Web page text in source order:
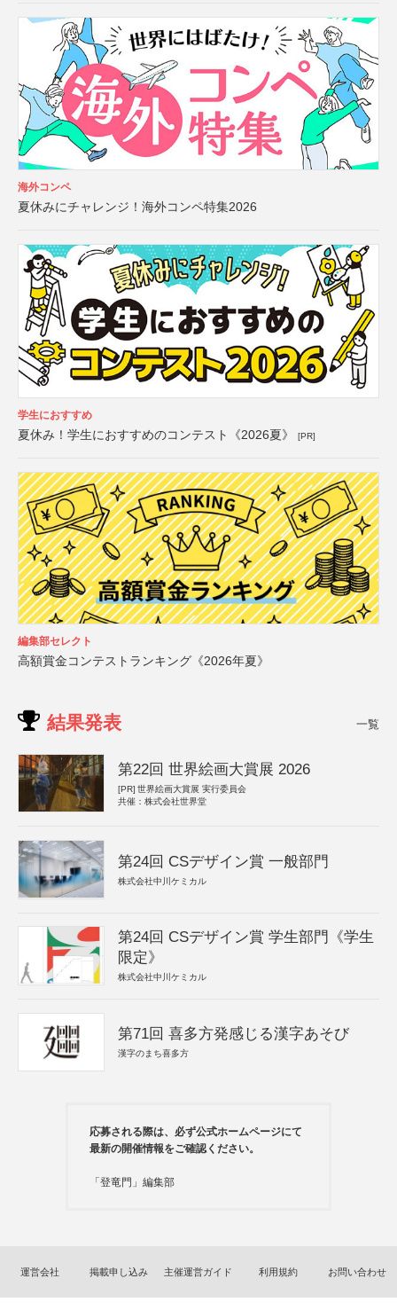
海外コンペ
夏休みにチャレンジ！海外コンペ特集2026
学生におすすめ
夏休み！学生におすすめのコンテスト《2026夏》 [PR]
編集部セレクト
高額賞金コンテストランキング《2026年夏》
結果発表 一覧
第22回 世界絵画大賞展 2026
[PR] 世界絵画大賞展 実行委員会
共催：株式会社世界堂
第24回 CSデザイン賞 一般部門
株式会社中川ケミカル
第24回 CSデザイン賞 学生部門《学生
限定》
株式会社中川ケミカル
第71回 喜多方発感じる漢字あそび
漢字のまち喜多方
応募される際は、必ず公式ホームページにて
最新の開催情報をご確認ください。
「登竜門」編集部
運営会社 掲載申し込み 主催運営ガイド 利用規約 お問い合わせ